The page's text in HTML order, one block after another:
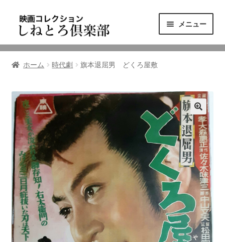
ゲ
シ
ン
へ
ス
キ
ッ
プ
テ
ツ
ス
キ
ッ
プ
メニュー
ニュース
東三河の映画館
しねとろ倶楽部について
リンクの旅
ホーム 時代劇 旗本退屈男 どくろ屋敷